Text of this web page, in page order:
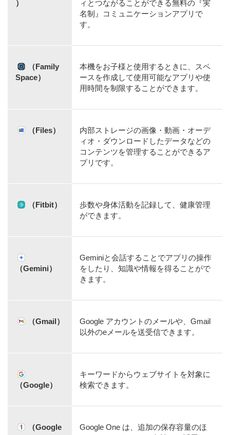
）
ィとつながることができる無料の『実
名制』コミュニケーションアプリで
す。
（Family
Space）
本機をお子様と使用するときに、スペ
ースを作成して使用可能なアプリや使
用時間を制限することができます。
（Files）
内部ストレージの画像・動画・オーデ
ィオ・ダウンロードしたデータなどの
コンテンツを管理することができるア
プリです。
（Fitbit）
歩数や身体活動を記録して、健康管理
ができます。
（Gemini）
Geminiと会話することでアプリの操作
をしたり、知識や情報を得ることがで
きます。
（Gmail）
Google アカウントのメールや、Gmail
以外のeメールを送受信できます。
（Google）
キーワードからウェブサイトを対象に
検索できます。
（Google
Google One は、追加の保存容量のほ